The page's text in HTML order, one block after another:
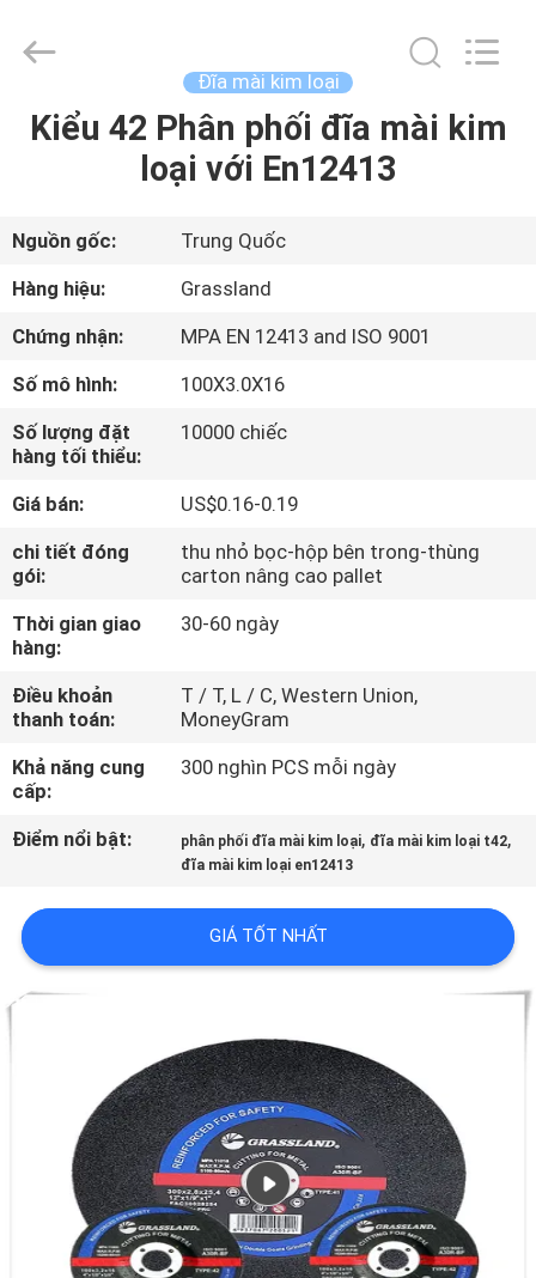
TRANG
CÁC
SẢN
PHẨM
VỀ
CHÚNG
THAM
NHÀ
MÁY
KIỂM
SOÁT
CHẤT
LIÊN
HỆ
CHÚNG
Manufacturing
Reserved.
Developed
Đĩa mài kim loại
Kiểu 42 Phân phối đĩa mài kim
loại với En12413
Nguồn gốc:
Trung Quốc
Hàng hiệu:
Grassland
Chứng nhận:
MPA EN 12413 and ISO 9001
Số mô hình:
100X3.0X16
Số lượng đặt
hàng tối thiểu:
10000 chiếc
Giá bán:
US$0.16-0.19
chi tiết đóng
gói:
thu nhỏ bọc-hộp bên trong-thùng
carton nâng cao pallet
Thời gian giao
hàng:
30-60 ngày
Điều khoản
thanh toán:
T / T, L / C, Western Union,
MoneyGram
Khả năng cung
cấp:
300 nghìn PCS mỗi ngày
Điểm nổi bật: phân phối đĩa mài kim loại, đĩa mài kim loại t42,
đĩa mài kim loại en12413
GIÁ TỐT NHẤT